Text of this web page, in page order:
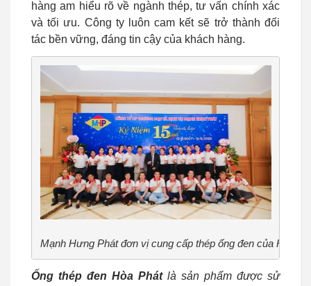
hàng am hiểu rõ về ngành thép, tư vấn chính xác
và tối ưu. Công ty luôn cam kết sẽ trở thành đối
tác bền vững, đáng tin cậy của khách hàng.
Mạnh Hưng Phát đơn vị cung cấp thép ống đen của Hòa
Ống thép đen Hòa Phátlà sản phẩm được sử